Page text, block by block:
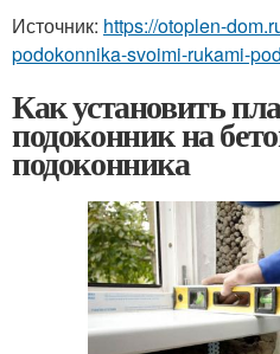
Источник: https://otoplen-
podokonnika-svoimi-rukami-
Как установить
подоконник на
подоконника